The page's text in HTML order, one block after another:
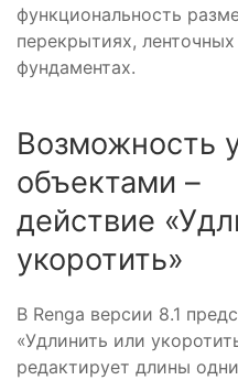
функциональность
перекрытиях,
фундаментах.
Возможность
объектами –
действие
укоротить»
В Renga версии 8.1
«Удлинить или
редактирует длины